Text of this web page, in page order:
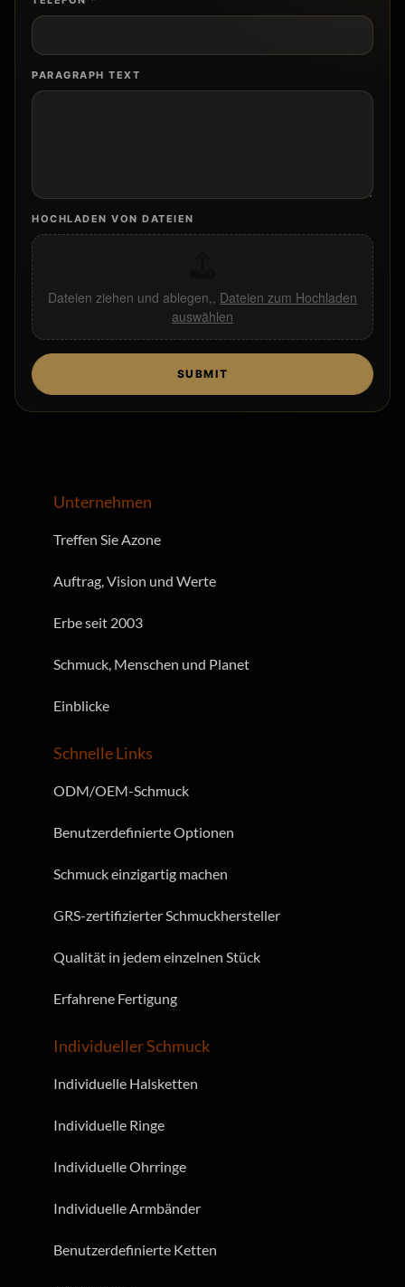
TELEFON
PARAGRAPH TEXT
HOCHLADEN VON DATEIEN
Dateien ziehen und ablegen,, Dateien zum Hochladen
auswählen
SUBMIT
Individueller Schmuck
Individuelle Halsketten
Individuelle Ringe
Individuelle Ohrringe
Individuelle Armbänder
Benutzerdefinierte Ketten
Schnelle Links
ODM/OEM-Schmuck
Benutzerdefinierte Optionen
Schmuck einzigartig machen
GRS-zertifizierter Schmuckhersteller
Qualität in jedem einzelnen Stück
Erfahrene Fertigung
Unternehmen
Treffen Sie Azone
Auftrag, Vision und Werte
Erbe seit 2003
Schmuck, Menschen und Planet
Einblicke